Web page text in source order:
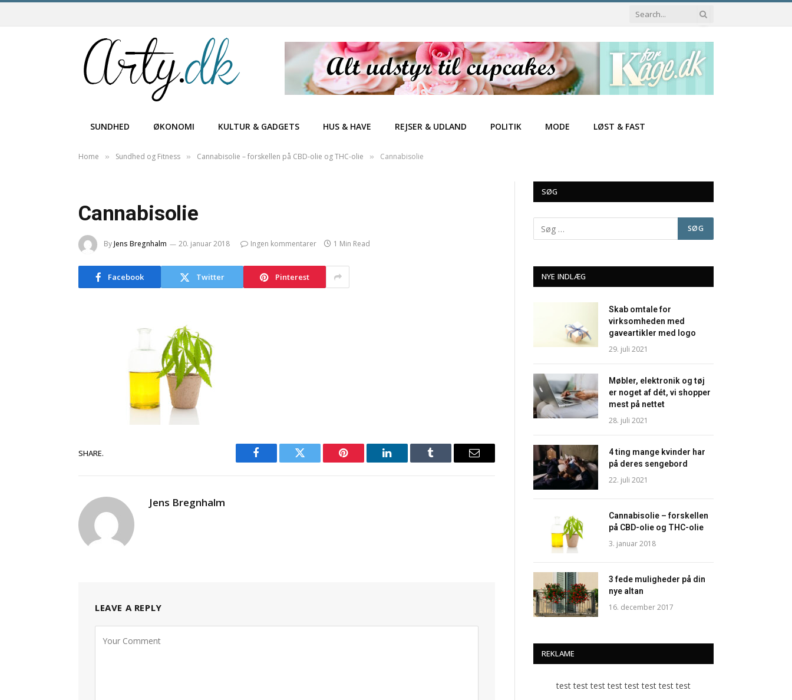
SUNDHED ØKONOMI KULTUR & GADGETS HUS & HAVE REJSER & UDLAND POLITIK MODE LØST & FAST
Home » Sundhed og Fitness » Cannabisolie – forskellen på CBD-olie og THC-olie » Cannabisolie
Cannabisolie
ByJens Bregnhalm 20. januar 2018 Ingen kommentarer 1 Min Read
Facebook Twitter Pinterest
SHARE.
Facebook Twitter Pinterest LinkedIn Tumblr Email
Jens Bregnhalm
LEAVE A REPLY
SØG
NYE INDLÆG
Skab omtale for
virksomheden med
gaveartikler med logo
29. juli 2021
Møbler, elektronik og tøj
er noget af dét, vi shopper
mest på nettet
28. juli 2021
4 ting mange kvinder har
på deres sengebord
22. juli 2021
Cannabisolie – forskellen
på CBD-olie og THC-olie
3. januar 2018
3 fede muligheder på din
nye altan
16. december 2017
REKLAME
test test test test test test test test